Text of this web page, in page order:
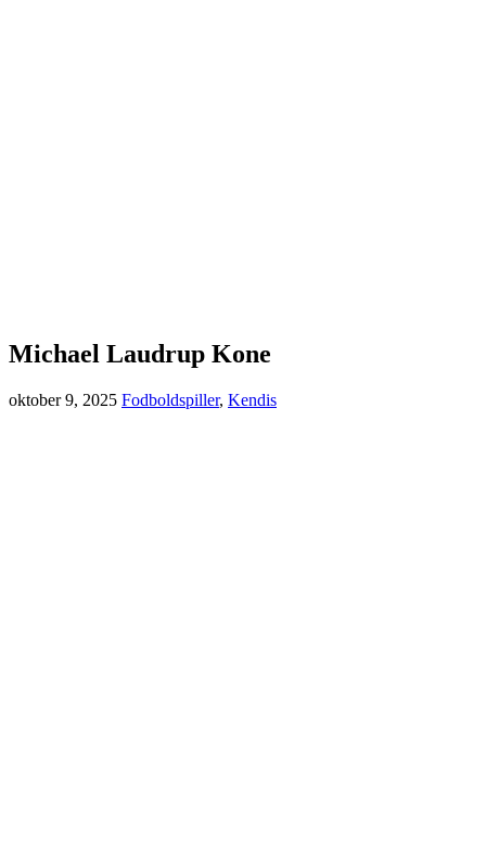
Michael Laudrup Kone
oktober 9, 2025 Fodboldspiller, Kendis